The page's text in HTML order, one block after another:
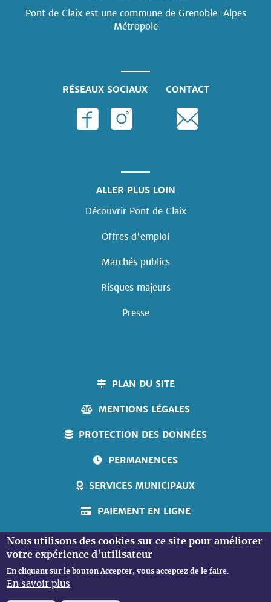
Pont de Claix est une commune de Grenoble-Alpes
Métropole
RÉSEAUX SOCIAUX CONTACT
ALLER PLUS LOIN
Découvrir Pont de Claix
Offres d'emploi
Marchés publics
Risques majeurs
Presse
PLAN DU SITE
MENTIONS LÉGALES
PROTECTION DES DONNÉES
PERMANENCES
SERVICES MUNICIPAUX
PAIEMENT EN LIGNE
ACCUEIL PERSONNES SOURDES
Nous utilisons des cookies sur ce site pour améliorer
votre expérience d'utilisateur
En cliquant sur le bouton Accepter, vous acceptez de le faire.
En savoir plus